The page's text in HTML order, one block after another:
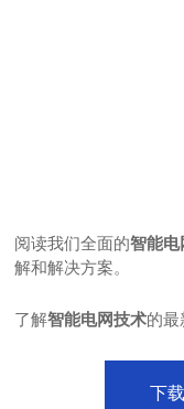
阅读我们全面的智能电
解和解决方案。
了解智能电网技术的最
下